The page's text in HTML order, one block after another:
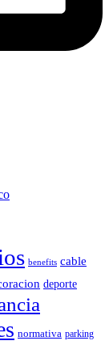
benefits cable
deporte
normativa parking